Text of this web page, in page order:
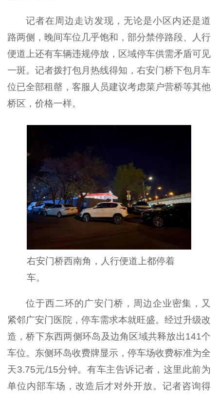
记者在周边走访发现，无论是小区内还是道
路两侧，晚间车位几乎饱和，部分禁停路段、人行
便道上还有车辆违规停放，区域停车供需矛盾可见
一斑。记者拨打包月热线得知，右安门桥下包月车
位已全部租罄，客服人员建议考虑菜户营桥等其他
桥区，价格一样。
右安门桥西南角，人行便道上都停着
车。
位于西二环的广安门桥，周边企业密集，又
紧邻广安门医院，停车需求本就旺盛。经过升级改
造，桥下东西两侧环岛及边角区域共释放出141个
车位。东侧环岛收费牌显示，停车场收费标准为全
天3.75元/15分钟。有车主告诉记者，这里此前为
单位内部车场，改造后才对外开放。记者咨询得